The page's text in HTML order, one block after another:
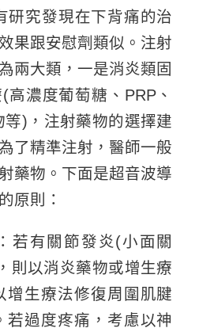
研究發現在下背痛的治
果跟安慰劑類似。注射
兩大類，一是消炎類固
濃度葡萄糖、PRP、
)，注射藥物的選擇建
了精準注射，醫師一般
藥物。下面是超音波導
原則：
：若有關節發炎(小面關
則以消炎藥物或增生療
增生療法修復周圍肌腱
若過度疼痛，考慮以神